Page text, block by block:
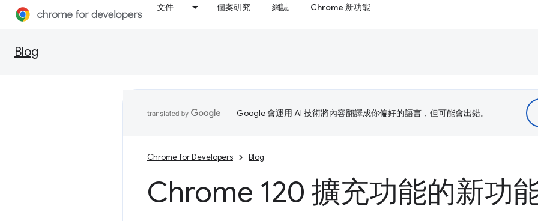
文件 個案研究 網誌 Chrome 新功能
Blog
Google 會運用 AI 技術將內容翻譯成你偏好的語言，但可能會出錯。
Chrome for Developers Blog
Chrome 120 擴充功能的新功